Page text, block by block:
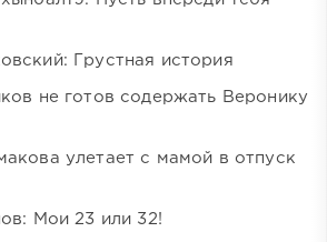
Грустная история
не готов содержать Веронику
улетает с мамой в отпуск
Мои 23 или 32!